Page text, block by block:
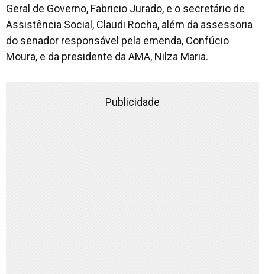
Geral de Governo, Fabricio Jurado, e o secretário de
Assistência Social, Claudi Rocha, além da assessoria
do senador responsável pela emenda, Confúcio
Moura, e da presidente da AMA, Nilza Maria.
Publicidade